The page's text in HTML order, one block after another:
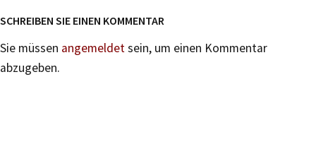
SCHREIBEN SIE EINEN KOMMENTAR
Sie müssen angemeldetsein, um einen Kommentar
abzugeben.